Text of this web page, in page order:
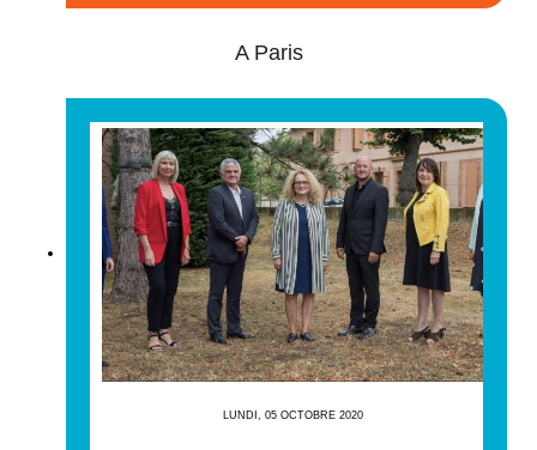
A Paris
LUNDI, 05 OCTOBRE 2020